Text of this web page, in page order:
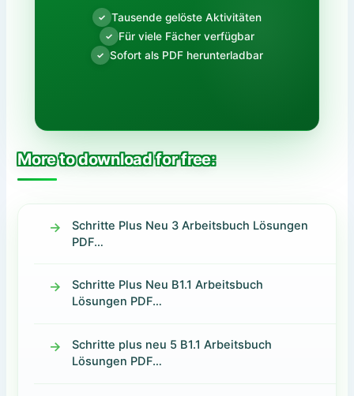
✓ Tausende gelöste Aktivitäten
✓ Für viele Fächer verfügbar
✓ Sofort als PDF herunterladbar
More to download for free:
Schritte Plus Neu 3 Arbeitsbuch Lösungen
PDF…
Schritte Plus Neu B1.1 Arbeitsbuch
Lösungen PDF…
Schritte plus neu 5 B1.1 Arbeitsbuch
Lösungen PDF…